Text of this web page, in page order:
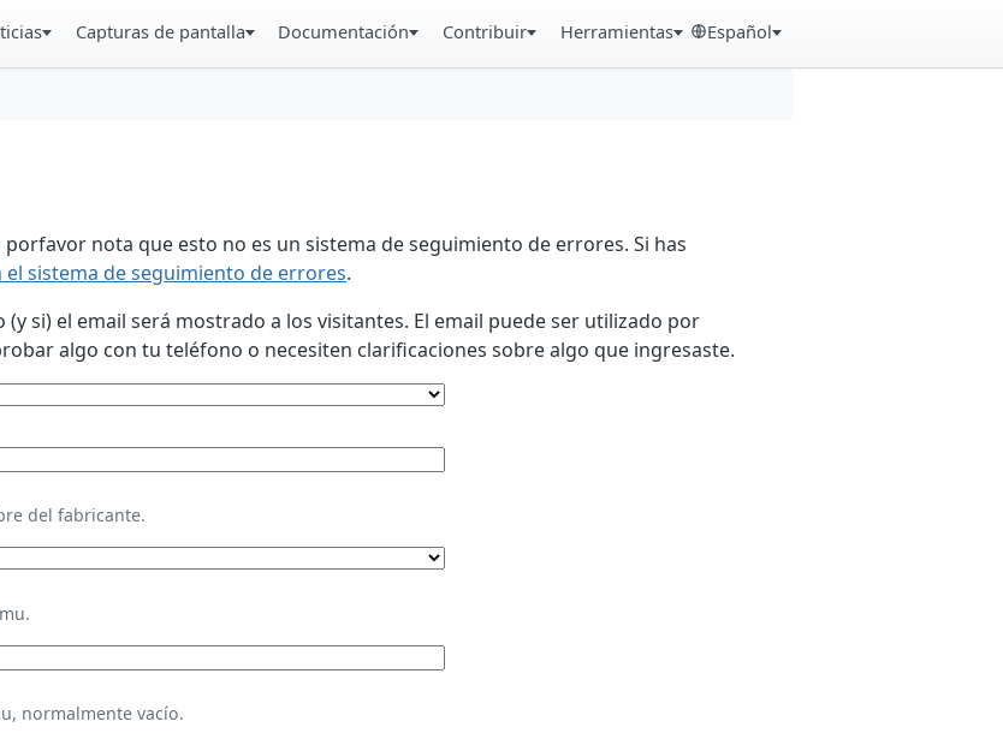
Capturas de pantalla Documentación Contribuir Herramientas Español
nota que esto no es un sistema de seguimiento de errores. Si has
sistema de seguimiento de errores.
si) el email será mostrado a los visitantes. El email puede ser utilizado por
algo con tu teléfono o necesiten clarificaciones sobre algo que ingresaste.
del fabricante.
normalmente vacío.